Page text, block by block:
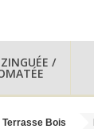
/
Terrasse Bois